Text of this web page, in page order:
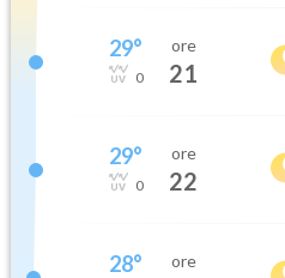
29°
0
ore
21
29°
0
ore
22
28° ore